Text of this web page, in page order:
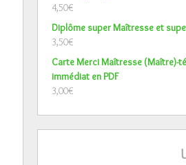
4,50€
Diplôme super Maîtresse et
3,50€
Carte Merci Maîtresse (Maître)-
immédiat en PDF
3,00€